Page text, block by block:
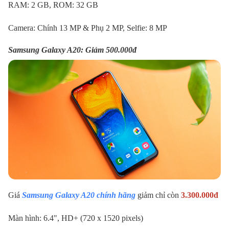
RAM: 2 GB, ROM: 32 GB
Camera: Chính 13 MP & Phụ 2 MP, Selfie: 8 MP
Samsung Galaxy A20: Giảm 500.000đ
Giá Samsung Galaxy A20 chính hãng giảm chỉ còn 3.300.000đ
Màn hình: 6.4", HD+ (720 x 1520 pixels)